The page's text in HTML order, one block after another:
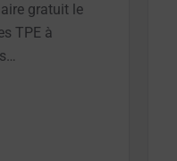
gratuit le
TPE à